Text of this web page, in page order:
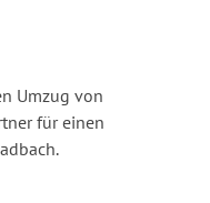
Umzug von
für einen